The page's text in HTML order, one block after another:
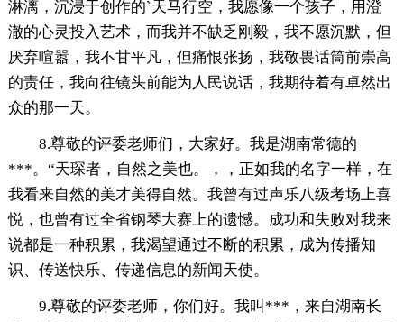
淋漓，沉浸于创作的`天马行空，我愿像一个孩子，用澄
澈的心灵投入艺术，而我并不缺乏刚毅，我不愿沉默，但
厌弃喧嚣，我不甘平凡，但痛恨张扬，我敬畏话筒前崇高
的责任，我向往镜头前能为人民说话，我期待着有卓然出
众的那一天。
8.尊敬的评委老师们，大家好。我是湖南常德的
***。“天琛者，自然之美也。，，正如我的名字一样，在
我看来自然的美才美得自然。我曾有过声乐八级考场上喜
悦，也曾有过全省钢琴大赛上的遗憾。成功和失败对我来
说都是一种积累，我渴望通过不断的积累，成为传播知
识、传送快乐、传递信息的新闻天使。
9.尊敬的评委老师，你们好。我叫***，来自湖南长